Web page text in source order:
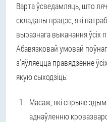
Варта ўсведамляць, што
складаны працэс, які
выразнага выканання ўсіх
Абавязковай умовай
з'яўляецца правядзенне
якую сыходзіць:
Масаж, які спрыяе
аднаўленню